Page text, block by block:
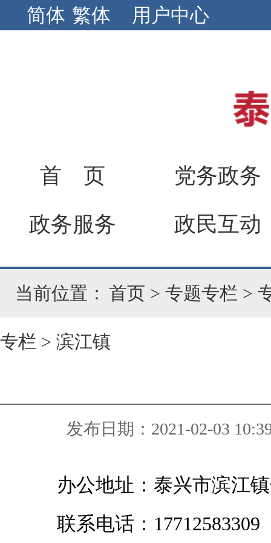
简体 繁体 用户中心
首 页
党务政务
政务服务
政民互动
当前位置： 首页 > 专题专栏 >
专栏 > 滨江镇
发布日期：2021-02-03
办公地址：泰兴市滨江镇
联系电话：17712583309